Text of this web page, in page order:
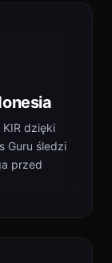
dzięki
Guru śledzi
przed